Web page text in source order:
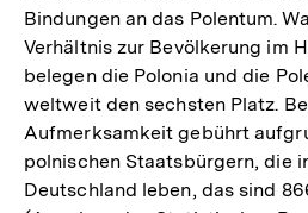
Bindungen an das Polentum.
Verhältnis zur Bevölkerung im
belegen die Polonia und die
weltweit den sechsten Platz.
Aufmerksamkeit gebührt
polnischen Staatsbürgern, die
Deutschland leben, das sind